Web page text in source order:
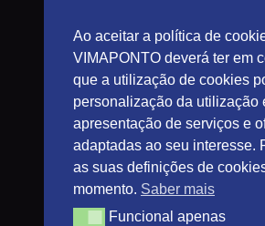
dep.comercial@vimaponto.pt
dep.contabilidade@vimaponto.pt
253 424 570
(Chamada para a rede fixa nacional)
Ao aceitar a política de
VIMAPONTO deverá ter em
que a utilização de cookies
personalização da utilização
apresentação de serviços e
adaptadas ao seu interesse.
as suas definições de
momento. Saber mais
Funcional apenas
Funcional apenas